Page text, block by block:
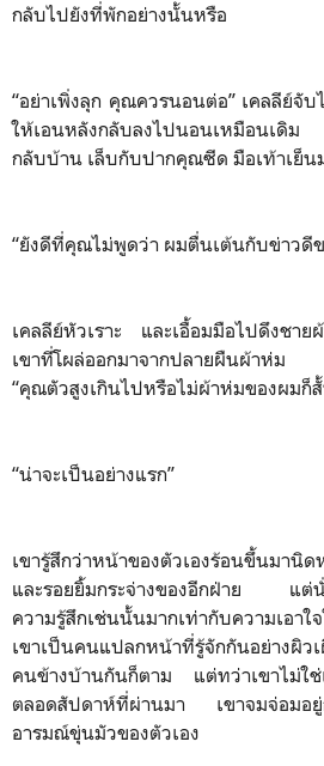
กลับไปยังที่พักอย่างนั้นหรือ
“อย่าเพิ่งลุก คุณควรนอนต่อ” เคลลีย์จับ
ให้เอนหลังกลับลงไปนอนเหมือนเดิ
กลับบ้าน เล็บกับปากคุณซีด มือเท้าเย็น
“ยังดีที่คุณไม่พูดว่า ผมตื่นเต้นกับข่าวดี
เคลลีย์หัวเราะ และเอื้อมมือไปดึงชาย
เขาที่โผล่ออกมาจากปลายผืนผ้าห่ม
“คุณตัวสูงเกินไปหรือไม่ผ้าห่มของผมก็
“น่าจะเป็นอย่างแรก”
เขารู้สึกว่าหน้าของตัวเองร้อนขึ้นมานิ
และรอยยิ้มกระจ่างของอีกฝ่าย แต่นั่
ความรู้สึกเช่นนั้นมากเท่ากับความเอ
เขาเป็นคนแปลกหน้าที่รู้จักกันอย่างผิ
คนข้างบ้านกันก็ตาม แต่ทว่าเขาไม่ใ
ตลอดสัปดาห์ที่ผ่านมา เขาจมจ่อมอยู่
อารมณ์ขุ่นมัวของตัวเอง